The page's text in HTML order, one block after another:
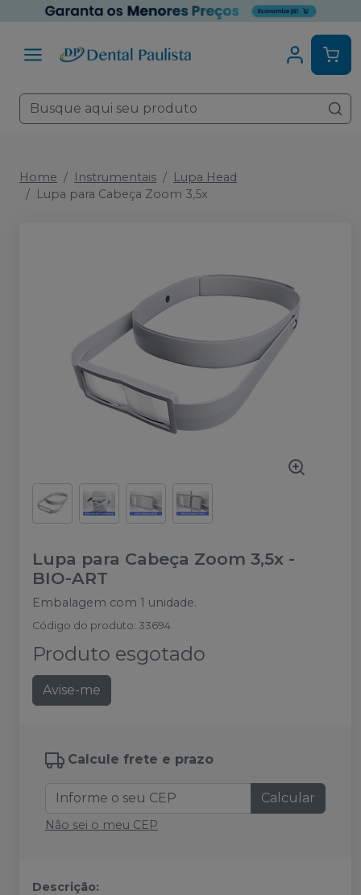
Home Instrumentais
Lupa Head
Lupa para Cabeça Zoom 3,5x
Lupa para Cabeça Zoom 3,5x -
BIO-ART
Embalagem com 1 unidade.
Código do produto: 33694
Produto esgotado
Avise-me
Calcule frete e prazo
Calcular
Não sei o meu CEP
Descrição: